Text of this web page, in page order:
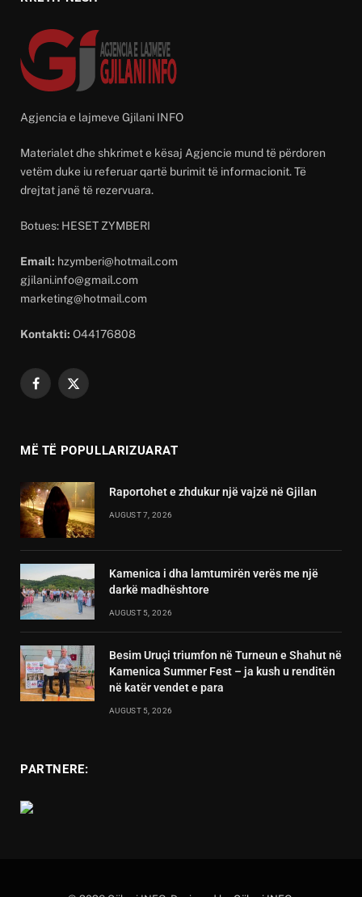
Agjencia e lajmeve Gjilani INFO
Materialet dhe shkrimet e kësaj Agjencie mund të përdoren
vetëm duke iu referuar qartë burimit të informacionit. Të
drejtat janë të rezervuara.
Botues: HESET ZYMBERI
Email: hzymberi@hotmail.com
gjilani.info@gmail.com
marketing@hotmail.com
Kontakti: O44176808
Facebook
X
MË TË POPULLARIZUARAT
Raportohet e zhdukur një vajzë në Gjilan
AUGUST 7, 2026
Kamenica i dha lamtumirën verës me një
darkë madhështore
AUGUST 5, 2026
Besim Uruçi triumfon në Turneun e Shahut në
Kamenica Summer Fest – ja kush u renditën
në katër vendet e para
AUGUST 5, 2026
PARTNERE: